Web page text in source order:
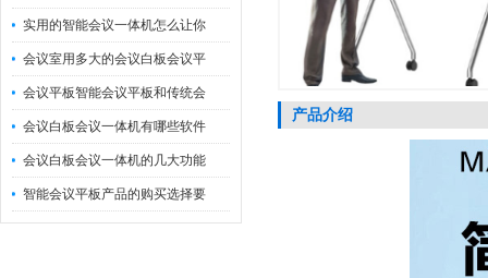
实用的智能会议一体机怎么让你
会议室用多大的会议白板会议平
会议平板智能会议平板和传统会
会议白板会议一体机有哪些软件
会议白板会议一体机的几大功能
智能会议平板产品的购买选择要
产品介绍